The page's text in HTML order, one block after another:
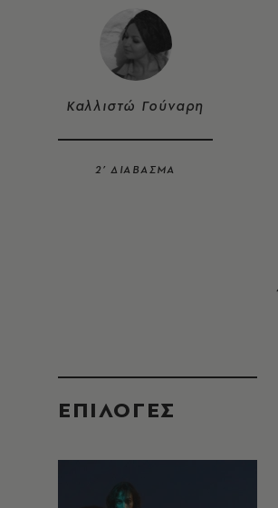
Καλλιστώ Γούναρη
2’ ΔΙΑΒΑΣΜΑ
EΠΙΛΟΓΈΣ